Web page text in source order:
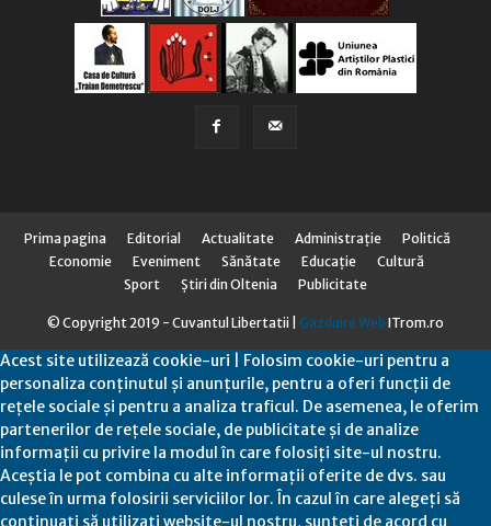
Prima pagina Editorial Actualitate Administraţie
Politică
Economie
Eveniment Sănătate Educaţie
Cultură
Sport
Știri din Oltenia Publicitate
© Copyright 2019 - Cuvantul Libertatii | Gazduire Web ITrom.ro
Acest site utilizează cookie-uri | Folosim cookie-uri pentru a
personaliza conținutul și anunțurile, pentru a oferi funcții de
rețele sociale și pentru a analiza traficul. De asemenea, le oferim
partenerilor de rețele sociale, de publicitate și de analize
informații cu privire la modul în care folosiți site-ul nostru.
Aceștia le pot combina cu alte informații oferite de dvs. sau
culese în urma folosirii serviciilor lor. În cazul în care alegeți să
continuați să utilizați website-ul nostru, sunteți de acord cu